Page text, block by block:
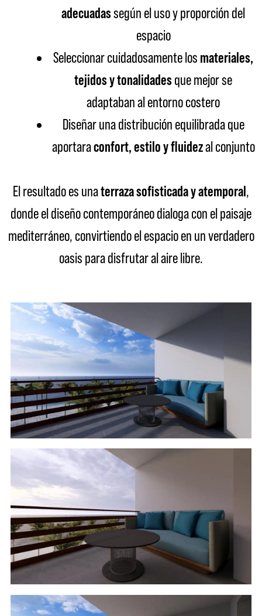
adecuadassegún el uso y proporción del
espacio
Seleccionar cuidadosamente los materiales,
tejidos y tonalidadesque mejor se
adaptaban al entorno costero
Diseñar una distribución equilibrada que
aportaraconfort, estilo y fluidezal conjunto
El resultado es unaterraza sofisticada y atemporal,
donde el diseño contemporáneo dialoga con el paisaje
mediterráneo, convirtiendo el espacio en un verdadero
oasis para disfrutar al aire libre.